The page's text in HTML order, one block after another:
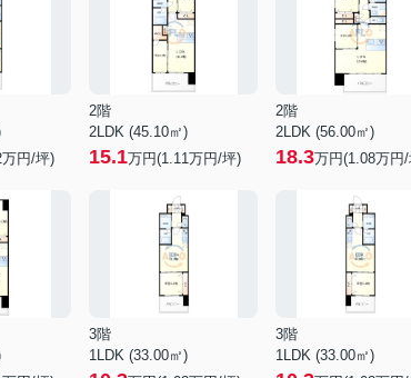
万円/坪)
2階
2LDK (45.10㎡)
15.1万円(1.11万円/坪)
2階
2LDK (56.00㎡)
18.3万円(1.08万円
3階
1LDK (33.00㎡)
3階
1LDK (33.00㎡)